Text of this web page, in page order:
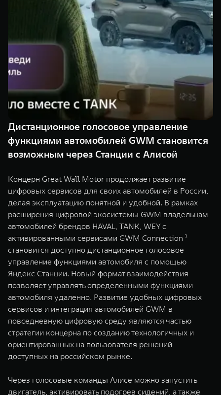
Веди за собой
от 6 499 000 ₽
TANK 700
Сила признания
от 10 199 000 ₽
WEY 07
Расширяя границы комфорта
от 6 149 000 ₽
WEY 05
Эстетика нового времени
от 5 699 000 ₽
WEY 80
Масштаб возможностей
от 6 449 000 ₽
WEY 80 Лаундж
Масштаб возможностей
от 8 099 000 ₽
TANK Финансы
Корпоративным клиентам
TANK ФИНАНСЫ
TANK Кредит
TANK Лизинг
TANK Страхование
Специальные предложения
Моторные масла
ЦИФРОВЫЕ СЕРВИСЫ TANK
Цифровые сервисы TANK
Подписки
Дистанционное голосовое управление
функциями автомобилей GWM становится
возможным через Станции с Алисой
Концерн Great Wall Motor продолжает развитие
цифровых сервисов для своих автомобилей в России,
делая эксплуатацию понятной и удобной. В рамках
расширения цифровой экосистемы GWM владельцам
автомобилей брендов HAVAL, TANK, WEY с
активированными сервисами GWM Connection ¹
становится доступно дистанционное голосовое
управление функциями автомобиля с помощью
Яндекс Станции. Новый формат взаимодействия
позволяет управлять определенными функциями
автомобиля удаленно. Развитие удобных цифровых
сервисов и интеграция автомобилей GWM в
повседневную цифровую среду являются частью
стратегии концерна по созданию технологичных и
ориентированных на пользователя решений
доступных на российском рынке.
Через голосовые команды Алисе можно запустить
двигатель, активировать подогрев сидений, а также